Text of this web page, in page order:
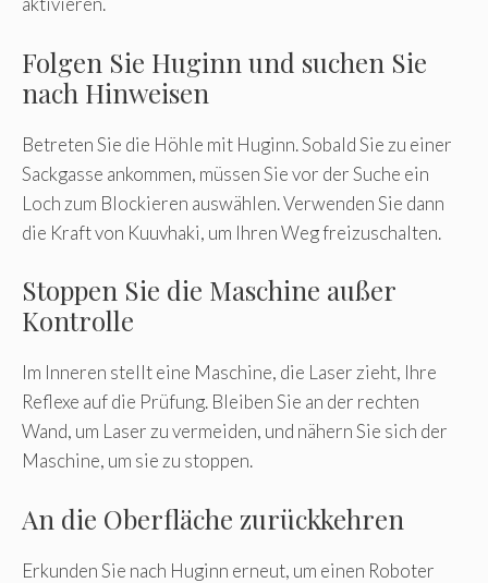
Folgen Sie Huginn und suchen Sie
nach Hinweisen
Betreten Sie die Höhle mit Huginn. Sobald Sie zu einer
Sackgasse ankommen, müssen Sie vor der Suche ein
Loch zum Blockieren auswählen. Verwenden Sie dann
die Kraft von Kuuvhaki, um Ihren Weg freizuschalten.
Stoppen Sie die Maschine außer
Kontrolle
Im Inneren stellt eine Maschine, die Laser zieht, Ihre
Reflexe auf die Prüfung. Bleiben Sie an der rechten
Wand, um Laser zu vermeiden, und nähern Sie sich der
Maschine, um sie zu stoppen.
An die Oberfläche zurückkehren
Erkunden Sie nach Huginn erneut, um einen Roboter